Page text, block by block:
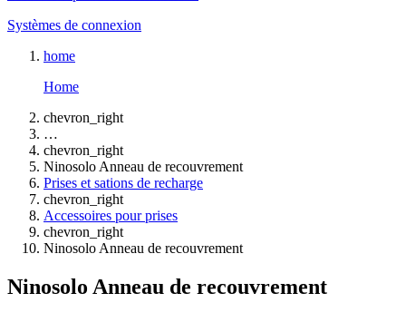
Systèmes de connexion
home
Home
chevron_right
…
chevron_right
Ninosolo Anneau de recouvrement
Prises et sations de recharge
chevron_right
Accessoires pour prises
chevron_right
Ninosolo Anneau de recouvrement
Ninosolo Anneau de recouvrement